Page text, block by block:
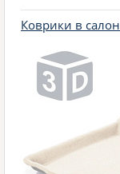
Коврики в